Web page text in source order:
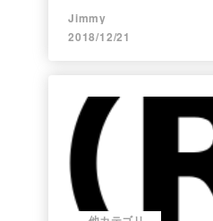
Jimmy
2018/12/21